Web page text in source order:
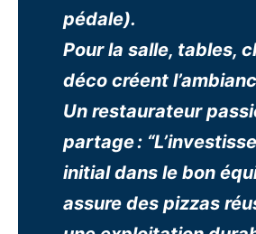
pédale).
Pour la salle, tables,
déco créent
Un restaurateur
partage :
initial dans le bon
assure des pizzas